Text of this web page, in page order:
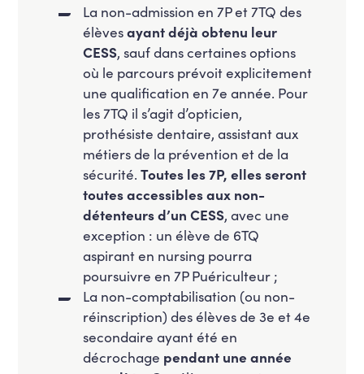
La non-admission en 7P et 7TQ des
élèvesayant déjà obtenu leur
CESS, sauf dans certaines options
où le parcours prévoit explicitement
une qualification en 7e année. Pour
les 7TQ il s’agit d’opticien,
prothésiste dentaire, assistant aux
métiers de la prévention et de la
sécurité.Toutes les 7P, elles seront
toutes accessibles aux non-
détenteurs d’un CESS, avec une
exception : un élève de 6TQ
aspirant en nursing pourra
poursuivre en 7P Puériculteur ;
La non-comptabilisation (ou non-
réinscription) des élèves de 3e et 4e
secondaire ayant été en
décrochage pendant une année